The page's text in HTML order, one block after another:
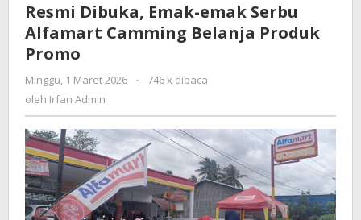
emak
Serbu
Belanja
Promo
Resmi Dibuka, Emak-emak Serbu
Alfamart Camming Belanja Produk
Promo
Minggu, 1 Maret 2026
oleh
-
746 x dibaca
oleh Irfan Admin